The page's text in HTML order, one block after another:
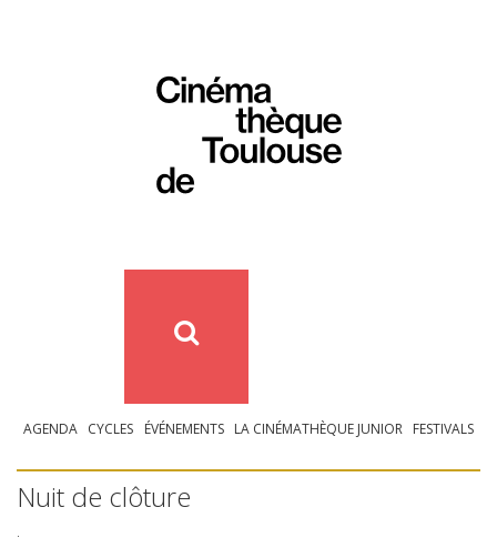
AGENDA CYCLES ÉVÉNEMENTS LA CINÉMATHÈQUE JUNIOR FESTIVALS
Nuit de clôture
.